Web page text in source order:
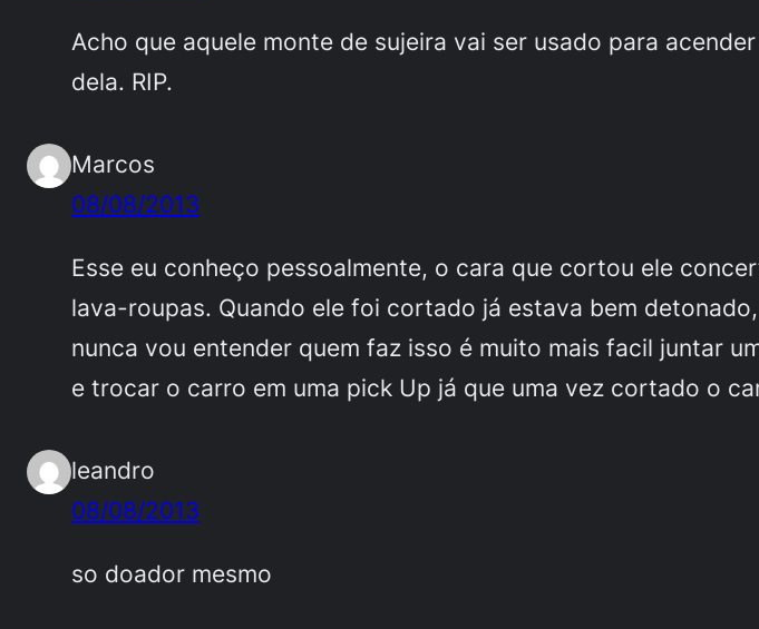
Acho que aquele monte de sujeira vai ser usado para
dela. RIP.
Marcos
08/08/2013
Esse eu conheço pessoalmente, o cara que cortou ele
lava-roupas. Quando ele foi cortado já estava bem detonado,
nunca vou entender quem faz isso é muito mais facil juntar
e trocar o carro em uma pick Up já que uma vez cortado o
leandro
08/08/2013
so doador mesmo